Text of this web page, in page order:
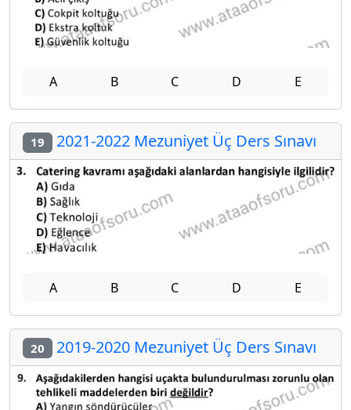
A B C D E
19 2021-2022 Mezuniyet Üç Ders Sınavı
A B C D E
20 2019-2020 Mezuniyet Üç Ders Sınavı